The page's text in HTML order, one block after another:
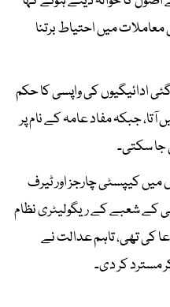
معاملات میں احتیاط برتنا
ادائیگیوں کی واپسی کا حکم
آتا، جبکہ مفاد عامہ کے نام پر
جا سکتی۔
میں کیپسٹی چارجز اور ٹیرف
کے شعبے کے ریگولیٹری نظام
کی تھی، تاہم عدالت نے
مسترد کر دی۔